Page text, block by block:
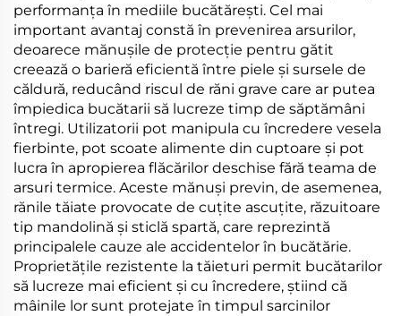
performanța în mediile bucătărești. Cel mai
important avantaj constă în prevenirea arsurilor,
deoarece mănușile de protecție pentru gătit
creează o barieră eficientă între piele și sursele de
căldură, reducând riscul de răni grave care ar putea
împiedica bucătarii să lucreze timp de săptămâni
întregi. Utilizatorii pot manipula cu încredere vesela
fierbinte, pot scoate alimente din cuptoare și pot
lucra în apropierea flăcărilor deschise fără teama de
arsuri termice. Aceste mănuși previn, de asemenea,
rănile tăiate provocate de cuțite ascuțite, răzuitoare
tip mandolină și sticlă spartă, care reprezintă
principalele cauze ale accidentelor în bucătărie.
Proprietățile rezistente la tăieturi permit bucătarilor
să lucreze mai eficient și cu încredere, știind că
mâinile lor sunt protejate în timpul sarcinilor